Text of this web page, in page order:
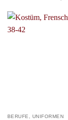
BERUFE, UNIFORMEN